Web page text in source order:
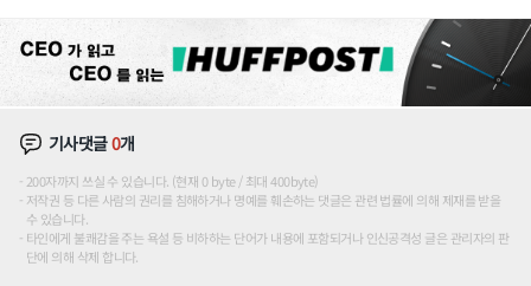
기사댓글0개
200자까지 쓰실 수 있습니다. (현재 0 byte / 최대 400byte)
저작권 등 다른 사람의 권리를 침해하거나 명예를 훼손하는 댓글은 관련 법률에 의해 제재를 받을
수 있습니다.
타인에게 불쾌감을 주는 욕설 등 비하하는 단어가 내용에 포함되거나 인신공격성 글은 관리자의 판
단에 의해 삭제 합니다.